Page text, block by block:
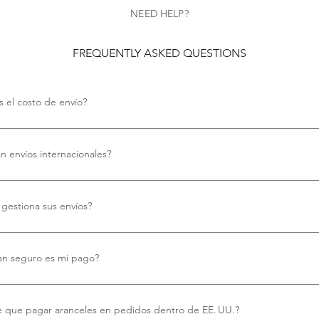
NEED HELP?
FREQUENTLY ASKED QUESTIONS
el costo de envío?
envíos internacionales?
sus envíos?
seguro es mi pago?
Apple Pay y Google Pay. Aceptamos las principales tarjetas, incluidas
que pagar aranceles en pedidos dentro de EE. UU.?